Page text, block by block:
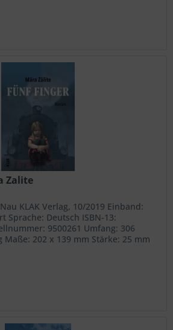
Staat, der ihr die...
Zalite
KLAK Verlag, 10/2019 Einband:
Sprache: Deutsch ISBN-13:
9500261 Umfang: 306
Maße: 202 x 139 mm Stärke: 25 mm
Beschreibungen im Gulag...